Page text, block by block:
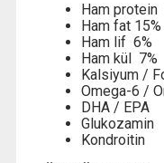
Ham protein
Ham fat 15%
Ham lif 6%
Ham kül 7%
Kalsiyum /
Omega-6 /
DHA /